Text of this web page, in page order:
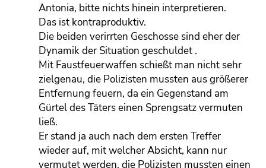
Antonia, bitte nichts hinein interpretieren.
Das ist kontraproduktiv.
Die beiden verirrten Geschosse sind eher der
Dynamik der Situation geschuldet .
Mit Faustfeuerwaffen schießt man nicht sehr
zielgenau, die Polizisten mussten aus größerer
Entfernung feuern, da ein Gegenstand am
Gürtel des Täters einen Sprengsatz vermuten
ließ.
Er stand ja auch nach dem ersten Treffer
wieder auf, mit welcher Absicht, kann nur
vermutet werden, die Polizisten mussten einen